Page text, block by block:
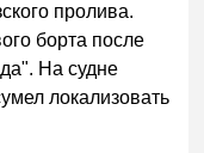
пролива.
борта после
На судне
локализовать